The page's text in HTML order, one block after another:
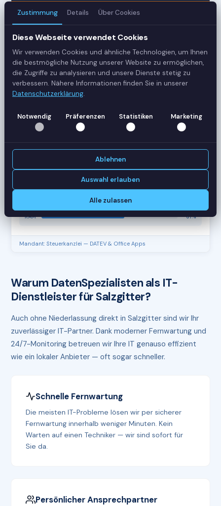
Server
42
Status
CPU
62%
RAM
61%
Mandant: Steuerkanzlei — DATEV & Office Apps
Warum DatenSpezialisten als IT-
Dienstleister für Salzgitter?
Auch ohne Niederlassung direkt in Salzgitter sind wir Ihr
zuverlässiger IT-Partner. Dank moderner Fernwartung und
24/7-Monitoring betreuen wir Ihre IT genauso effizient
wie ein lokaler Anbieter — oft sogar schneller.
Schnelle Fernwartung
Die meisten IT-Probleme lösen wir per sicherer
Fernwartung innerhalb weniger Minuten. Kein
Warten auf einen Techniker — wir sind sofort für
Sie da.
Persönlicher Ansprechpartner
Zustimmung Details Über Cookies
Diese Webseite verwendet Cookies
Wir verwenden Cookies und ähnliche Technologien, um Ihnen
die bestmögliche Nutzung unserer Website zu ermöglichen,
die Zugriffe zu analysieren und unsere Dienste stetig zu
verbessern. Nähere Informationen finden Sie in unserer
Datenschutzerklärung.
Notwendig Präferenzen Statistiken Marketing
Ablehnen
Auswahl erlauben
Alle zulassen